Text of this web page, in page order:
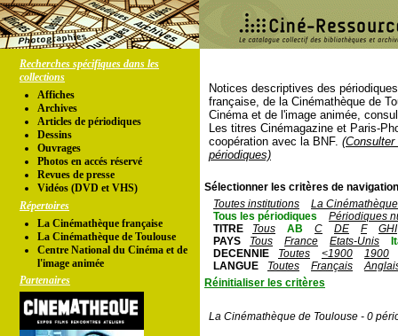
Recherches spécifiques dans les
collections
Affiches
Archives
Articles de périodiques
Dessins
Ouvrages
Photos en accés réservé
Revues de presse
Vidéos (DVD et VHS)
Répertoires
La Cinémathèque française
La Cinémathèque de Toulouse
Centre National du Cinéma et de
l'image animée
Partenaires
Notices descriptives des
française, de la Cinémathèque de
Cinéma et de l'image animée,
Les titres Cinémagazine et Paris-
coopération avec la BNF.
périodiques)
Sélectionner les critères de
Toutes institutions
La
Tous les périodiques
Périodiques
TITRE
Tous AB C DE F
GHI
PAYS
Tous France Etats-Unis
DECENNIE
Toutes <1900
1900
LANGUE
Toutes Français
Réinitialiser les critères
La Cinémathèque de Toulouse - 0